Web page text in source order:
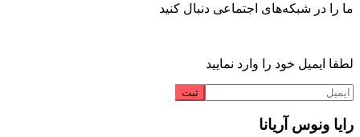
ما را در شبکه‌های اجتماعی دنبال کنید
لطفا ایمیل خود را وارد نمایید
رایا ونوس آریانا